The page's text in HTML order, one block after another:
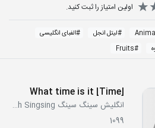
اولین امتیاز را ثبت کنید.
#لیتل انجل #الفبای انگلیسی
#
Fruits
[Time] What time is it
انگلیش سینگ سینگ English Singsing
1099